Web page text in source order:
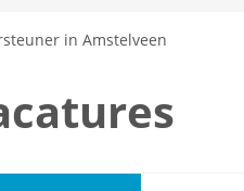
in Amstelveen